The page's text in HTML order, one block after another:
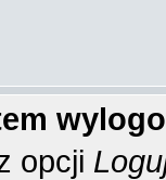
opcji